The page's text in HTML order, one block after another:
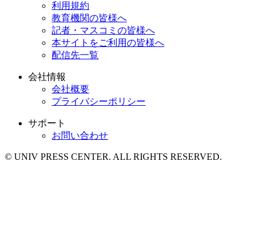
利用規約
教育機関の皆様へ
記者・マスコミの皆様へ
本サイトをご利用の皆様へ
配信先一覧
会社情報
会社概要
プライバシーポリシー
サポート
お問い合わせ
© UNIV PRESS CENTER. ALL RIGHTS RESERVED.